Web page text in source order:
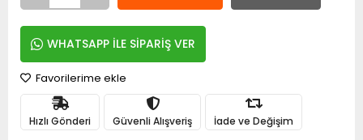
WHATSAPP İLE SİPARİŞ VER
Favorilerime ekle
Hızlı Gönderi Güvenli Alışveriş İade ve Değişim